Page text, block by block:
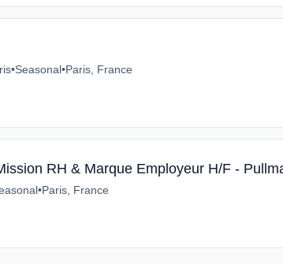
•Seasonal•Paris, France
RH & Marque Employeur H/F -
•Paris, France